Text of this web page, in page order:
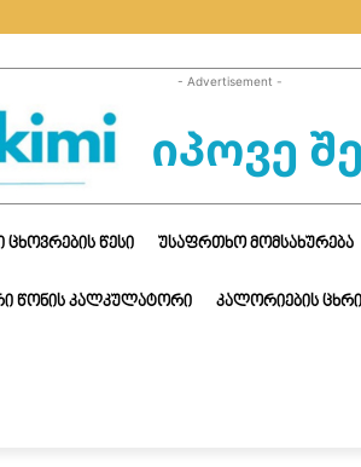
- Advertisement -
ᲪᲮᲝᲕᲠᲔᲑᲘᲡ ᲬᲔᲡᲘ ᲣᲡᲐᲤᲠᲗᲮᲝ ᲛᲝᲛᲡᲐᲮᲣᲠᲔᲑᲐ
ᲬᲝᲜᲘᲡ ᲙᲐᲚᲙᲣᲚᲐᲢᲝᲠᲘ ᲙᲐᲚᲝᲠᲘᲔᲑᲘᲡ